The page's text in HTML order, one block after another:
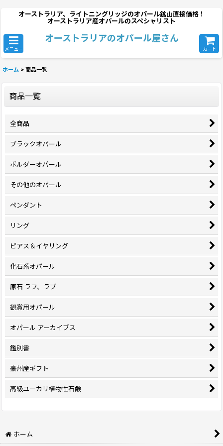
オーストラリア、ライトニングリッジのオパール鉱山直接価格！
オーストラリア産オパールのスペシャリスト
メニュー
オーストラリアのオパール屋さん
カート
ホーム > 商品一覧
商品一覧
全商品
ブラックオパール
ボルダーオパール
その他のオパール
ペンダント
リング
ピアス＆イヤリング
化石系オパール
原石 ラフ、ラブ
観賞用オパール
オパール アーカイブス
鑑別書
豪州産ギフト
高級ユーカリ植物性石鹸
ホーム